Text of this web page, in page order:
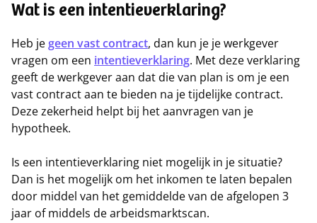
Wat is een intentieverklaring?
Heb jegeen vast contract, dan kun je je werkgever
vragen om een intentieverklaring. Met deze verklaring
geeft de werkgever aan dat die van plan is om je een
vast contract aan te bieden na je tijdelijke contract.
Deze zekerheid helpt bij het aanvragen van je
hypotheek.
Is een intentieverklaring niet mogelijk in je situatie?
Dan is het mogelijk om het inkomen te laten bepalen
door middel van het gemiddelde van de afgelopen 3
jaar of middels de arbeidsmarktscan.